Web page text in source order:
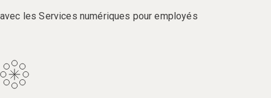
avec les Services numériques pour employés